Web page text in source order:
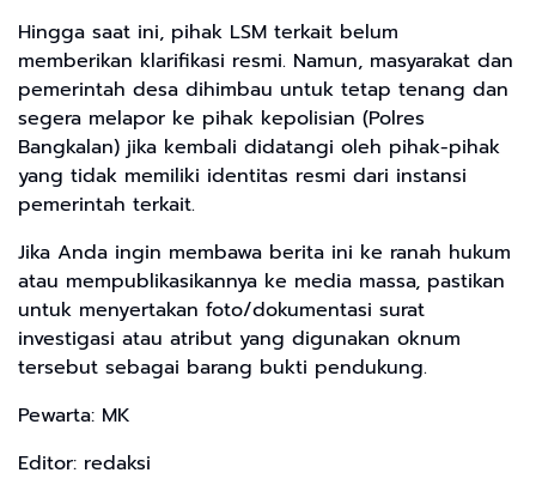
Hingga saat ini, pihak LSM terkait belum
memberikan klarifikasi resmi. Namun, masyarakat dan
pemerintah desa dihimbau untuk tetap tenang dan
segera melapor ke pihak kepolisian (Polres
Bangkalan) jika kembali didatangi oleh pihak-pihak
yang tidak memiliki identitas resmi dari instansi
pemerintah terkait.
Jika Anda ingin membawa berita ini ke ranah hukum
atau mempublikasikannya ke media massa, pastikan
untuk menyertakan foto/dokumentasi surat
investigasi atau atribut yang digunakan oknum
tersebut sebagai barang bukti pendukung.
Pewarta: MK
Editor: redaksi